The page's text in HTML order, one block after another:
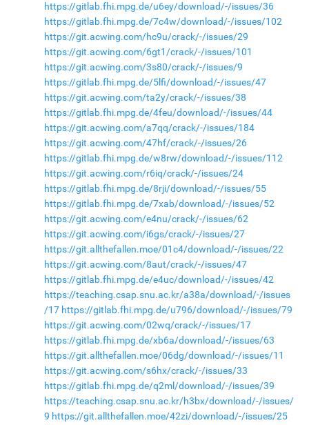
https://gitlab.fhi.mpg.de/u6ey/download/-/issues/36
https://gitlab.fhi.mpg.de/7c4w/download/-/issues/102
https://git.acwing.com/hc9u/crack/-/issues/29
https://git.acwing.com/6gt1/crack/-/issues/101
https://git.acwing.com/3s80/crack/-/issues/9
https://gitlab.fhi.mpg.de/5lfi/download/-/issues/47
https://git.acwing.com/ta2y/crack/-/issues/38
https://gitlab.fhi.mpg.de/4feu/download/-/issues/44
https://git.acwing.com/a7qq/crack/-/issues/184
https://git.acwing.com/47hf/crack/-/issues/26
https://gitlab.fhi.mpg.de/w8rw/download/-/issues/112
https://git.acwing.com/r6iq/crack/-/issues/24
https://gitlab.fhi.mpg.de/8rji/download/-/issues/55
https://gitlab.fhi.mpg.de/7xab/download/-/issues/52
https://git.acwing.com/e4nu/crack/-/issues/62
https://git.acwing.com/i6gs/crack/-/issues/27
https://git.allthefallen.moe/01c4/download/-/issues/22
https://git.acwing.com/8aut/crack/-/issues/47
https://gitlab.fhi.mpg.de/e4uc/download/-/issues/42
https://teaching.csap.snu.ac.kr/a38a/download/-/issues
/17 https://gitlab.fhi.mpg.de/u796/download/-/issues/79
https://git.acwing.com/02wq/crack/-/issues/17
https://gitlab.fhi.mpg.de/xb6a/download/-/issues/63
https://git.allthefallen.moe/06dg/download/-/issues/11
https://git.acwing.com/s6hx/crack/-/issues/33
https://gitlab.fhi.mpg.de/q2ml/download/-/issues/39
https://teaching.csap.snu.ac.kr/h3bx/download/-/issues/
9 https://git.allthefallen.moe/42zi/download/-/issues/25